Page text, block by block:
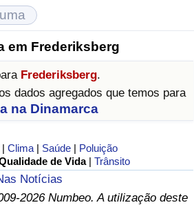
em Frederiksberg
Frederiksberg.
dados agregados que temos para
na Dinamarca
|Clima | Saúde | Poluição
de Vida |Trânsito
Notícias
2026 Numbeo. A utilização deste
Vida (Atual)
Vida
Vida Por País
de Imóveis (Atual)
de Imóveis
de Imóveis por País
de Vida
de Vida (Atual)
vida por país